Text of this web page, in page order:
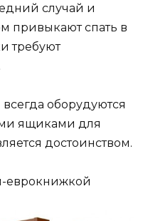
случай и
привыкают спать в
требуют
оборудуются
ящиками для
достоинством.
еврокнижкой